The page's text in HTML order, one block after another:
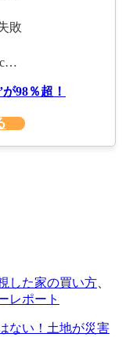
敗
98％超！
した家の買い方
レポート
ない！土地が災害